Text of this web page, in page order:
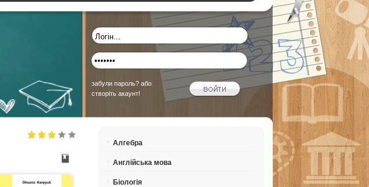
забули пароль? або
створіть акаунт!
Алгебра
Англійська мова
Біологія